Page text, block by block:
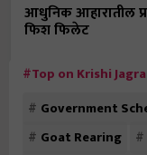
आधुनिक आहारातील
फिश फिलेट
#Top on Krishi
Government
Goat Rearing